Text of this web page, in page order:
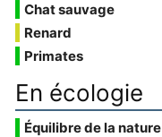
Chat sauvage
Renard
Primates
En écologie
Équilibre de la nature